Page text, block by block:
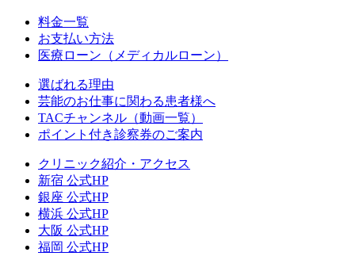
料金一覧
お支払い方法
医療ローン（メディカルローン）
選ばれる理由
芸能のお仕事に関わる患者様へ
TACチャンネル（動画一覧）
ポイント付き診察券のご案内
クリニック紹介・アクセス
新宿 公式HP
銀座 公式HP
横浜 公式HP
大阪 公式HP
福岡 公式HP